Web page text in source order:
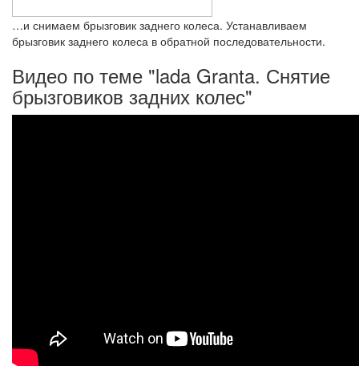
…и снимаем брызговик заднего колеса. Устанавливаем
брызговик заднего колеса в обратной последовательности.
Видео по теме "lada Granta. Снятие
брызговиков задних колес"